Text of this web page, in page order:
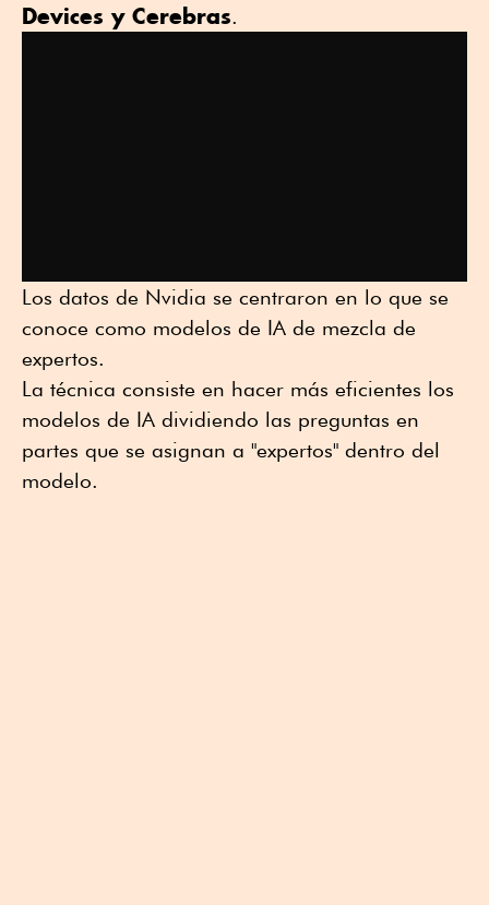
Devices y Cerebras.
Los datos de Nvidia se centraron en lo que se
conoce como modelos de IA de mezcla de
expertos.
La técnica consiste en hacer más eficientes los
modelos de IA dividiendo las preguntas en
partes que se asignan a "expertos" dentro del
modelo.